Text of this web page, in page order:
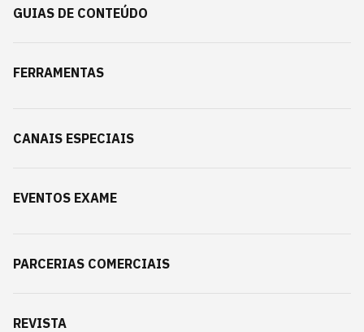
GUIAS DE CONTEÚDO
FERRAMENTAS
CANAIS ESPECIAIS
EVENTOS EXAME
PARCERIAS COMERCIAIS
REVISTA